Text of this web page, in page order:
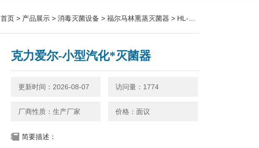
首页 > 产品展示 > 消毒灭菌设备 > 福尔马林熏蒸灭菌器 > HL-50Y克力爱尔-小型汽化*灭菌器
克力爱尔-小型汽化*灭菌器
更新时间：2026-08-07 访问量：1774
厂商性质：生产厂家 价格：面议
简要描述：